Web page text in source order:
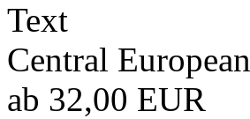
Text
Central European
ab 32,00 EUR